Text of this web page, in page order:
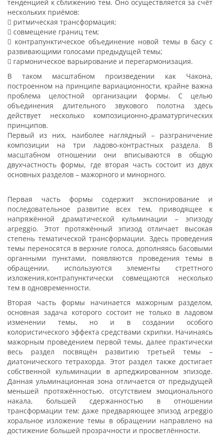
тенденцией к сближению тем. Оно осуществляется за счёт
нескольких приёмов:
 ритмическая трансформация;
 совмещение границ тем;
 контрапунктическое объединение новой темы в басу с
развивающими голосами предыдущей темы;
 гармоническое варьирование и перегармонизация.
В таком масштабном произведении как Чакона,
построенном на принципе вариационности, крайне важна
проблема целостной организации формы. С целью
объединения длительного звукового полотна здесь
действует несколько композиционно-драматургических
принципов.
Первый из них, наиболее наглядный – разграничение
композиции на три ладово-контрастных раздела. В
масштабном отношении они вписываются в общую
двухчастность формы, где вторая часть состоит из двух
основных разделов – мажорного и минорного.
Первая часть формы содержит экспонирование и
последовательное развитие всех тем, приводящее к
напряжённой драматической кульминации – эпизоду
arpeggio. Этот протяжённый эпизод отличает высокая
степень тематической трансформации. Здесь проведения
темы переносятся в верхние голоса, дополняясь басовыми
органными пунктами, появляются проведения темы в
обращении, используются элементы стреттного
изложения,контрапунктически совмещаются несколько
тем в одновременности.
Вторая часть формы начинается мажорным разделом,
основная задача которого состоит не только в ладовом
изменении темы, но и в создании особого
колористического эффекта средствами скрипки. Начинаясь
мажорным проведением первой темы, далее практически
весь раздел посвящён развитию третьей темы –
диатонического тетрахорда. Этот раздел также достигает
собственной кульминации в арпеджированном эпизоде.
Данная ульминационная зона отличается от предыдущей
меньшей протяжённостью, отсутствием эмоционального
накала, большей сдержанностью в отношении
трансформации тем: даже предваряющее эпизод arpeggio
хоральное изложение темы в обращении направлено на
достижение большей прозрачности и просветлённости.